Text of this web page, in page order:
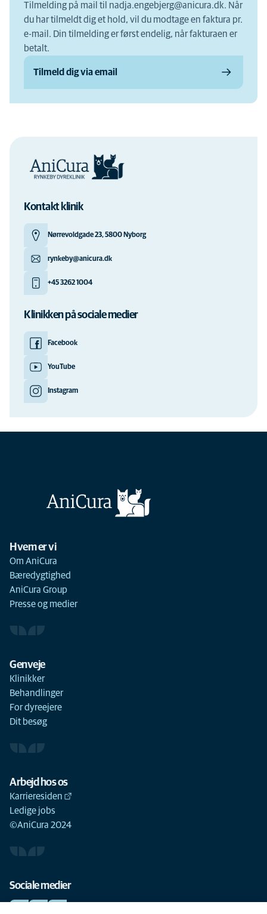
Tilmelding på mail til nadja.engebjerg@anicura.dk. Når
du har tilmeldt dig et hold, vil du modtage en faktura pr.
e-mail. Din tilmelding er først endelig, når fakturaen er
betalt.
Tilmeld dig via email
Kontakt klinik
Nørrevoldgade 23, 5800 Nyborg
rynkeby@anicura.dk
+45 3262 1004
Klinikken på sociale medier
Facebook
YouTube
Instagram
Hvem er vi
Om AniCura
Bæredygtighed
AniCura Group
Presse og medier
Genveje
Klinikker
Behandlinger
For dyreejere
Dit besøg
Arbejd hos os
Karrieresiden
Ledige jobs
©AniCura 2024
Sociale medier